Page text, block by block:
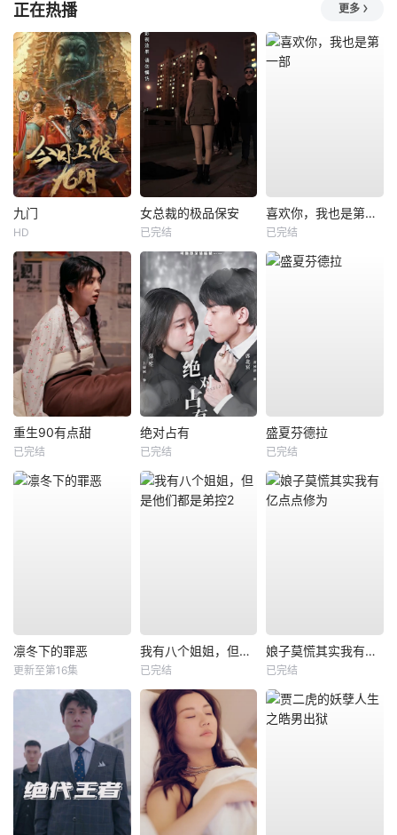
正在热播 更多
九门
HD
女总裁的极品保安
已完结
喜欢你，我也是第一部
已完结
重生90有点甜
已完结
绝对占有
已完结
盛夏芬德拉
已完结
凛冬下的罪恶
更新至第16集
我有八个姐姐，但是他们都是弟控2
已完结
娘子莫慌其实我有亿点点修为
已完结